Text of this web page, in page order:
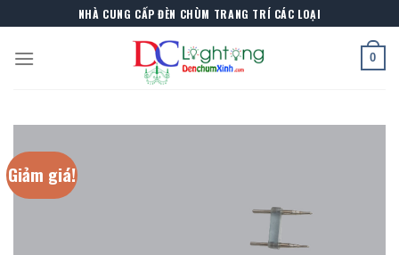
to
content
NHÀ CUNG CẤP ĐÈN CHÙM TRANG TRÍ CÁC LOẠI
0
Giảm giá!